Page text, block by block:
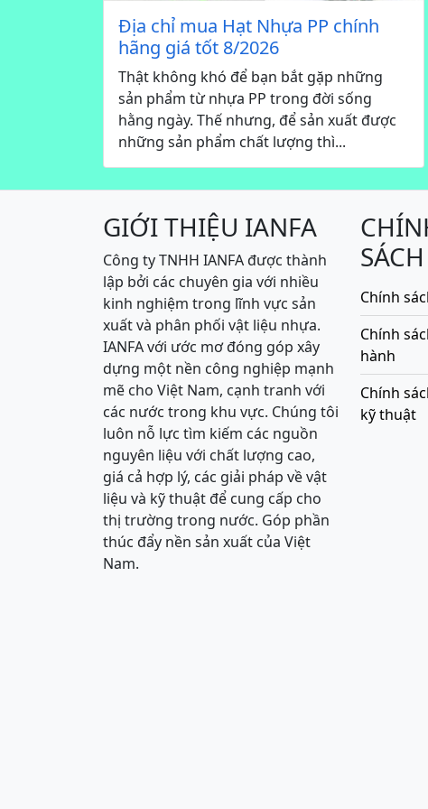
Địa chỉ mua Hạt Nhựa PP chính
hãng giá tốt 8/2026
Thật không khó để bạn bắt gặp những
sản phẩm từ nhựa PP trong đời sống
hằng ngày. Thế nhưng, để sản xuất được
những sản phẩm chất lượng thì...
GIỚI THIỆU IANFA
Công ty TNHH IANFA được thành
lập bởi các chuyên gia với nhiều
kinh nghiệm trong lĩnh vực sản
xuất và phân phối vật liệu nhựa.
IANFA với ước mơ đóng góp xây
dựng một nền công nghiệp mạnh
mẽ cho Việt Nam, cạnh tranh với
các nước trong khu vực. Chúng tôi
luôn nỗ lực tìm kiếm các nguồn
nguyên liệu với chất lượng cao,
giá cả hợp lý, các giải pháp về vật
liệu và kỹ thuật để cung cấp cho
thị trường trong nước. Góp phần
thúc đẩy nền sản xuất của Việt
Nam.
SÁCH
Chính
Chính
hành
Chính
kỹ thuật